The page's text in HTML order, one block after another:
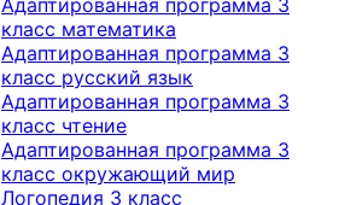
Адаптированная программа 3
класс математика
Адаптированная программа 3
класс русский язык
Адаптированная программа 3
класс чтение
Адаптированная программа 3
класс окружающий мир
Логопедия 3 класс